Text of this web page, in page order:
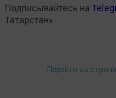
Подписывайтесь на
Татарстан»
Перейти на